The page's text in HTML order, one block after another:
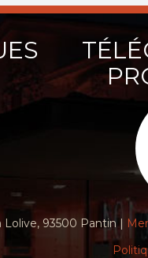
Lolive, 93500 Pantin |